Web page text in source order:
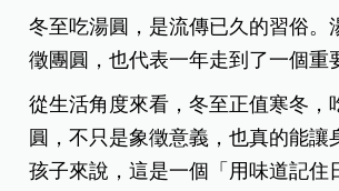
冬至吃湯圓，是流傳已久的習俗。
徵團圓，也代表一年走到了一個重
從生活角度來看，冬至正值寒冬，
圓，不只是象徵意義，也真的能讓
孩子來說，這是一個「用味道記住